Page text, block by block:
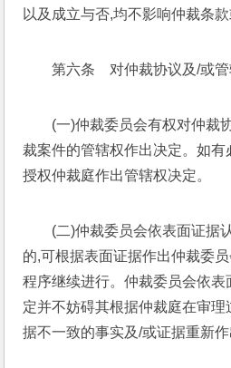
以及成立与否,均不影响仲裁条
第六条　对仲裁协议及/或
(一)仲裁委员会有权对仲裁
裁案件的管辖权作出决定。如有
授权仲裁庭作出管辖权决定。
(二)仲裁委员会依表面证据
的,可根据表面证据作出仲裁委
程序继续进行。仲裁委员会依
定并不妨碍其根据仲裁庭在审
据不一致的事实及/或证据重新作